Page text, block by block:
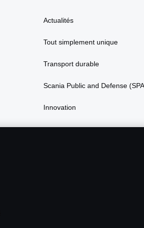
Actualités
Tout simplement unique
Transport durable
Scania Public and Defense
Innovation